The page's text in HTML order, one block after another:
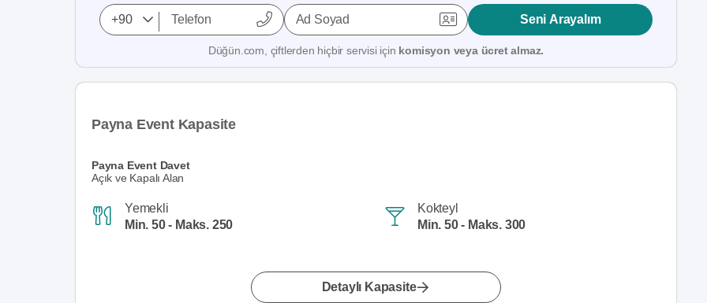
Ad Soyad Seni Arayalım
Düğün.com, çiftlerden hiçbir servisi için komisyon veya ücret almaz.
Payna Event Kapasite
Payna Event Davet
Açık ve Kapalı Alan
Yemekli
Min. 50 - Maks. 250
Kokteyl
Min. 50 - Maks. 300
Detaylı Kapasite